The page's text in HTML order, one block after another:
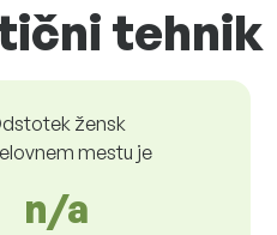
tehnik
žensk
mestu je
n/a